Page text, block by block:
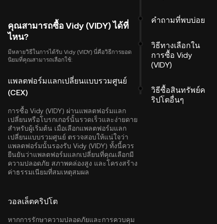
คุณสามารถซื้อ Vidy (VIDY) ได้ที่
ไหน?
มีหลายวิธีในการได้รับ Vidy (VIDY) นี่คือวิธีการยอด
นิยมที่คุณสามารถเลือกใช้:
แพลตฟอร์มแลกเปลี่ยนแบบรวมศูนย์
(CEX)
การซื้อ Vidy (VIDY) ผ่านแพลตฟอร์มแลก
เปลี่ยนหรือโบรกเกอร์นั้นรวดเร็วและง่ายดาย
สำหรับผู้เริ่มต้น เมื่อเลือกแพลตฟอร์มแลก
เปลี่ยนแบบรวมศูนย์ ตรวจสอบให้แน่ใจว่า
แพลตฟอร์มนั้นรองรับ Vidy (VIDY) ทั้งนี้ควร
ยืนยันว่าแพลตฟอร์มแลกเปลี่ยนที่คุณเลือกมี
ความปลอดภัย สภาพคล่องสูง และโครงสร้าง
ค่าธรรมเนียมที่สมเหตุสมผล
วอลเล็ตคริปโต
หากการรักษาความปลอดภัยและการควบคุม
คำถามที่พบบ่อย
วิธีทางเลือกใน
การซื้อ Vidy
(VIDY)
วิธีซื้อสินทรัพย์ค
ริปโตอื่นๆ